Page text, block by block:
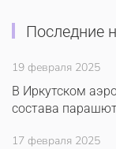
Последние
19 февраля 2025
В Иркутском
состава
17 февраля 2025